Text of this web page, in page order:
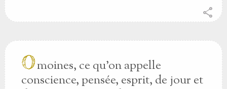
share
Omoines, ce qu'on appelle
conscience, pensée, esprit, de jour et